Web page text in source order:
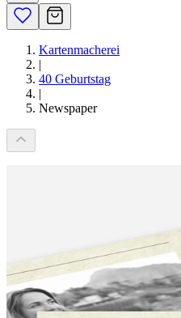
Kartenmacherei
|
40 Geburtstag
|
Newspaper